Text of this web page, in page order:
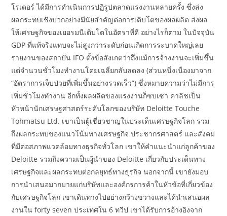
โรเดอร์ ได้มีการดำเนินการปฏิรูปตลาดแรงงานหลายครั้ง ซึ่งส่ง
ผลกระทบเชิงบวกอย่างมีนัยสำคัญต่อการเติบโตของผลผลิต ส่งผล
ให้เศรษฐกิจของเยอรมนีเติบโตในอัตราที่ดี อย่างไรก็ตาม ในปัจจุบัน
GDP ที่แท้จริงแทบจะไม่สูงกว่าระดับก่อนเกิดการระบาดใหญ่เลย
รายงานของสถาบัน IFO ตั้งข้อสังเกตว่าถึงแม้การจ้างงานจะเพิ่มขึ้น
แต่จำนวนชั่วโมงทำงานโดยเฉลี่ยกลับลดลง (ส่วนหนึ่งเนื่องมาจาก
“อัตราการเจ็บป่วยที่เพิ่มขึ้นอย่างรวดเร็ว”) ซึ่งหมายความว่าไม่มีการ
เพิ่มชั่วโมงทำงาน อีกทั้งผลผลิตของแรงงานก็ซบเซา คาลิชเป็น
หัวหน้านักเศรษฐศาสตร์ระดับโลกของบริษัท Deloitte Touche
Tohmatsu Ltd. เขาเป็นผู้เชี่ยวชาญในประเด็นเศรษฐกิจโลก รวม
ถึงผลกระทบของแนวโน้มทางเศรษฐกิจ ประชากรศาสตร์ และสังคม
ที่มีต่อสภาพแวดล้อมทางธุรกิจทั่วโลก เขาให้คำแนะนำแก่ลูกค้าของ
Deloitte รวมถึงความเป็นผู้นำของ Deloitte เกี่ยวกับประเด็นทาง
เศรษฐกิจและผลกระทบต่อกลยุทธ์ทางธุรกิจ นอกจากนี้ เขายังมอบ
การนำเสนอมากมายแก่บริษัทและองค์กรการค้าในหัวข้อที่เกี่ยวข้อง
กับเศรษฐกิจโลก เขาเดินทางไปอย่างกว้างขวางและได้นำเสนอผล
งานใน forty seven ประเทศใน 6 ทวีป เขาได้รับการอ้างอิงจาก